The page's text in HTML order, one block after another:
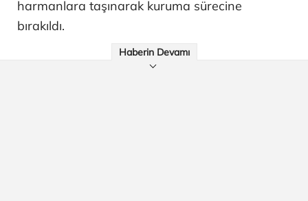
harmanlara taşınarak kuruma sürecine
bırakıldı.
Haberin Devamı